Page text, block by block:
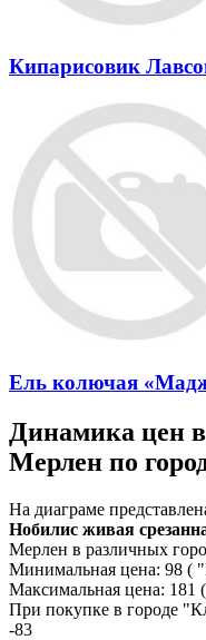
Кипарисовик
Ель колючая
Динамика цен
Мерлен по
На диаграме
Нобилис живая
Мерлен в различных
Минимальная цена: 98 (
Максимальная цена: 181
При покупке в городе
-83